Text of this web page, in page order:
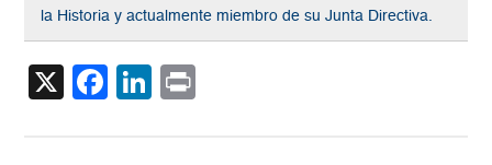
la Historia y actualmente miembro de su Junta Directiva.
X Facebook
LinkedIn